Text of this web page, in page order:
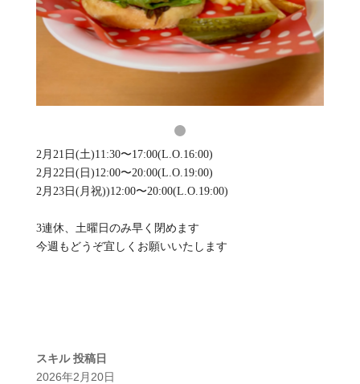
2月21日(土)11:30〜17:00(L.O.16:00)
2月22日(日)12:00〜20:00(L.O.19:00)
2月23日(月祝))12:00〜20:00(L.O.19:00)
3連休、土曜日のみ早く閉めます
今週もどうぞ宜しくお願いいたします
スキル 投稿日
2026年2月20日